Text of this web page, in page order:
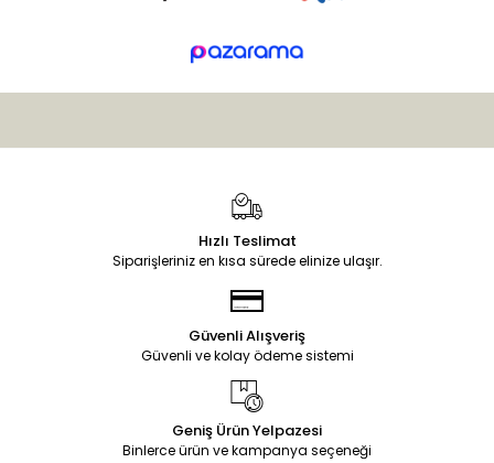
Hızlı Teslimat
Siparişleriniz en kısa sürede elinize ulaşır.
Güvenli Alışveriş
Güvenli ve kolay ödeme sistemi
Geniş Ürün Yelpazesi
Binlerce ürün ve kampanya seçeneği